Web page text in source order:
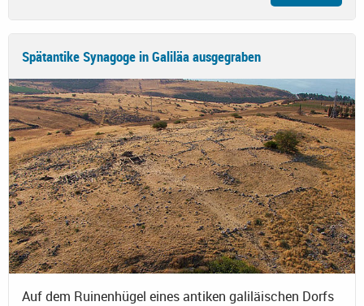
Spätantike Synagoge in Galiläa ausgegraben
Auf dem Ruinenhügel eines antiken galiläischen Dorfs